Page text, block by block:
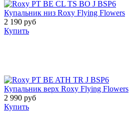
Купальник низ Roxy Flying Flowers
2 190 руб
Купить
Купальник верх Roxy Flying Flowers
2 990 руб
Купить